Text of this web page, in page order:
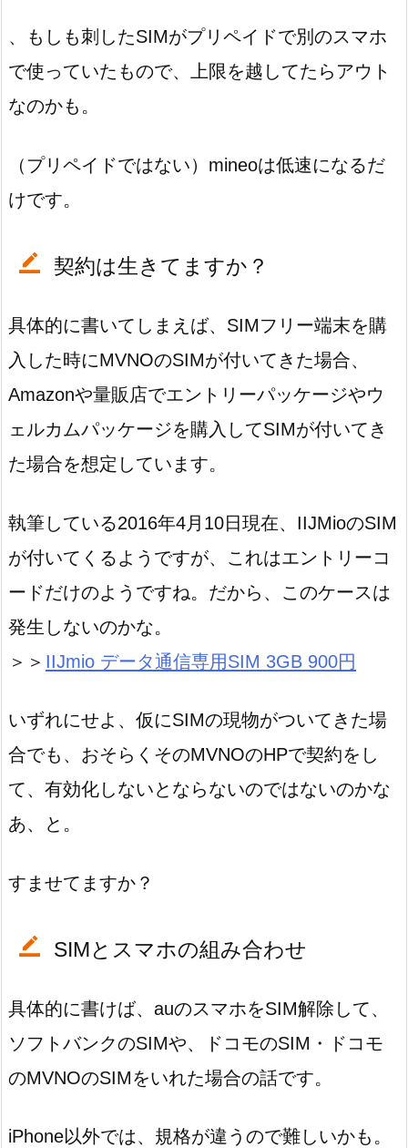
、もしも刺したSIMがプリペイドで別のスマホ
で使っていたもので、上限を越してたらアウト
なのかも。
（プリペイドではない）mineoは低速になるだ
けです。
契約は生きてますか？
具体的に書いてしまえば、SIMフリー端末を購
入した時にMVNOのSIMが付いてきた場合、
Amazonや量販店でエントリーパッケージやウ
ェルカムパッケージを購入してSIMが付いてき
た場合を想定しています。
執筆している2016年4月10日現在、IIJMioのSIM
が付いてくるようですが、これはエントリーコ
ードだけのようですね。だから、このケースは
発生しないのかな。
＞＞ IIJmio データ通信専用SIM 3GB 900円
いずれにせよ、仮にSIMの現物がついてきた場
合でも、おそらくそのMVNOのHPで契約をし
て、有効化しないとならないのではないのかな
あ、と。
すませてますか？
SIMとスマホの組み合わせ
具体的に書けば、auのスマホをSIM解除して、
ソフトバンクのSIMや、ドコモのSIM・ドコモ
のMVNOのSIMをいれた場合の話です。
iPhone以外では、規格が違うので難しいかも。